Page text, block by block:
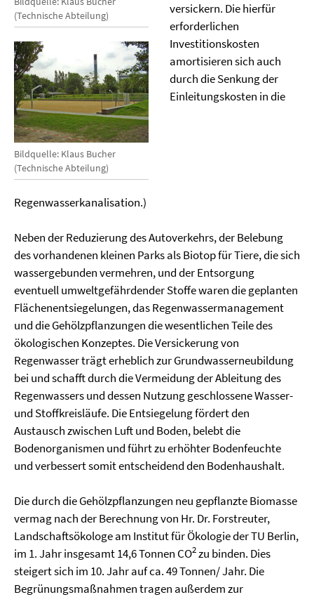
(Technische Abteilung)
Bildquelle: Klaus Bucher
(Technische Abteilung)
versickern. Die hierfür
erforderlichen
Investitionskosten
amortisieren sich auch
durch die Senkung der
Einleitungskosten in die
Regenwasserkanalisation.)
Neben der Reduzierung des Autoverkehrs, der Belebung
des vorhandenen kleinen Parks als Biotop für Tiere, die sich
wassergebunden vermehren, und der Entsorgung
eventuell umweltgefährdender Stoffe waren die geplanten
Flächenentsiegelungen, das Regenwassermanagement
und die Gehölzpflanzungen die wesentlichen Teile des
ökologischen Konzeptes. Die Versickerung von
Regenwasser trägt erheblich zur Grundwasserneubildung
bei und schafft durch die Vermeidung der Ableitung des
Regenwassers und dessen Nutzung geschlossene Wasser-
und Stoffkreisläufe. Die Entsiegelung fördert den
Austausch zwischen Luft und Boden, belebt die
Bodenorganismen und führt zu erhöhter Bodenfeuchte
und verbessert somit entscheidend den Bodenhaushalt.
Die durch die Gehölzpflanzungen neu gepflanzte Biomasse
vermag nach der Berechnung von Hr. Dr. Forstreuter,
Landschaftsökologe am Institut für Ökologie der TU Berlin,
im 1. Jahr insgesamt 14,6 Tonnen CO2zu binden. Dies
steigert sich im 10. Jahr auf ca. 49 Tonnen/ Jahr. Die
Begrünungsmaßnahmen tragen außerdem zur